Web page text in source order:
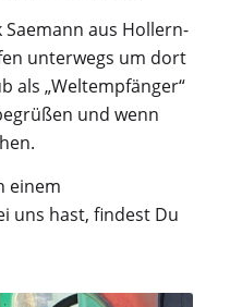
aus Hollern-
unterwegs um dort
als „Weltempfänger“
und wenn
einem
uns hast, findest Du